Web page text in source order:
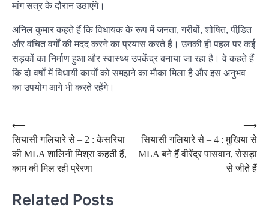
मांग सत्र के दौरान उठाएंगे।
अनिल कुमार कहते हैं कि विधायक के रूप में जनता, गरीबों, शोषित, पीडि़त
और वंचित वर्गों की मदद करने का प्रयास करते हैं। उनकी ही पहल पर कई
सड़कों का निर्माण हुआ और स्‍वास्‍थ्‍य उपकेंद्र बनाया जा रहा है। वे कहते हैं
कि दो वर्षों में विधायी कार्यों को समझने का मौका मिला है और इस अनुभव
का उपयोग आगे भी करते रहेंगे।
Post
navigation
⟵
सियासी गलियारे से – 2 : केसरिया
की MLA शालिनी मिश्रा कहती हैं,
काम की मिल रही प्रेरणा
सियासी गलियारे से – 4 : मुखिया से
MLA बने हैं वीरेंद्र पासवान, रोसड़ा
से जीते हैं
⟶
Related Posts